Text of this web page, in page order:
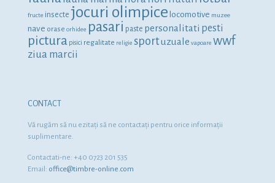
fructe insecte jocuri olimpice locomotive muzee
nave orase orhidee pasari paste personalitati pesti
pictura pisici regalitate religie sportuzuale vapoare wwf
ziua marcii
CONTACT
Vă rugăm să nu ezitaţi să ne contactaţi pentru orice informaţii
suplimentare.
Contactati-ne: +40 0723 201 535
Email: office@timbre-online.com